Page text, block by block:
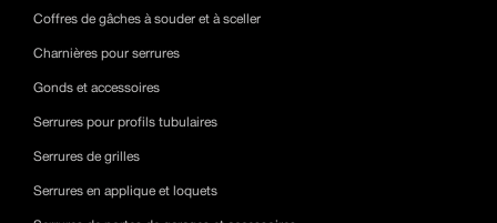
Coffres de gâches à souder et à sceller
Charnières pour serrures
Gonds et accessoires
Serrures pour profils tubulaires
Serrures de grilles
Serrures en applique et loquets